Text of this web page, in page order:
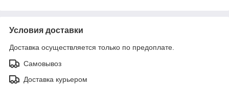
Условия доставки
Доставка осуществляется только по предоплате.
Самовывоз
Доставка курьером